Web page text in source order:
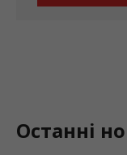
Останні